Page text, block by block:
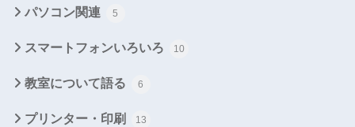
パソコン関連 5
スマートフォンいろいろ 10
教室について語る 6
プリンター・印刷 13